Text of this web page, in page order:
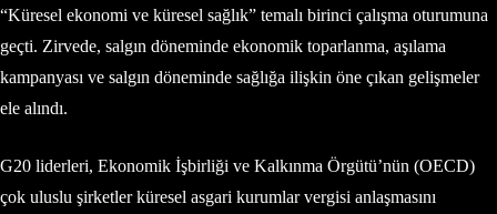
“Küresel ekonomi ve küresel sağlık” temalı birinci çalışma oturumuna
geçti. Zirvede, salgın döneminde ekonomik toparlanma, aşılama
kampanyası ve salgın döneminde sağlığa ilişkin öne çıkan gelişmeler
ele alındı.
G20 liderleri, Ekonomik İşbirliği ve Kalkınma Örgütü’nün (OECD)
çok uluslu şirketler küresel asgari kurumlar vergisi anlaşmasını